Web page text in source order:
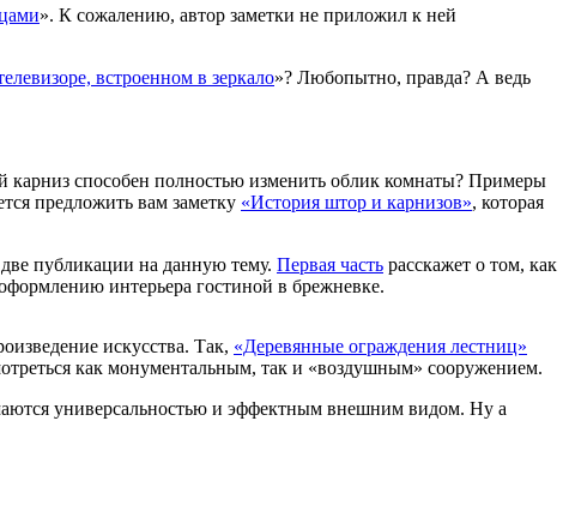
». К сожалению, автор заметки не приложил к ней
встроенном в зеркало»? Любопытно, правда? А ведь
способен полностью изменить облик комнаты? Примеры
предложить вам заметку «История штор и карнизов», которая
публикации на данную тему. Первая часть расскажет о том, как
интерьера гостиной в брежневке.
искусства. Так, «Деревянные ограждения лестниц»
как монументальным, так и «воздушным» сооружением.
универсальностью и эффектным внешним видом. Ну а